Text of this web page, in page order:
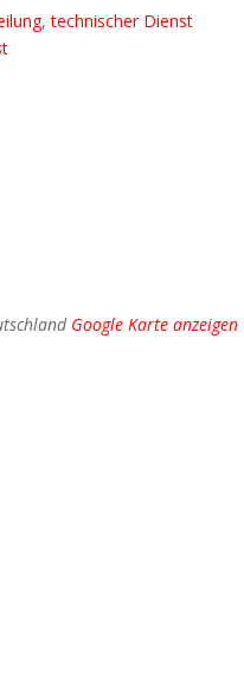
,technischer Dienst
Google Karte anzeigen